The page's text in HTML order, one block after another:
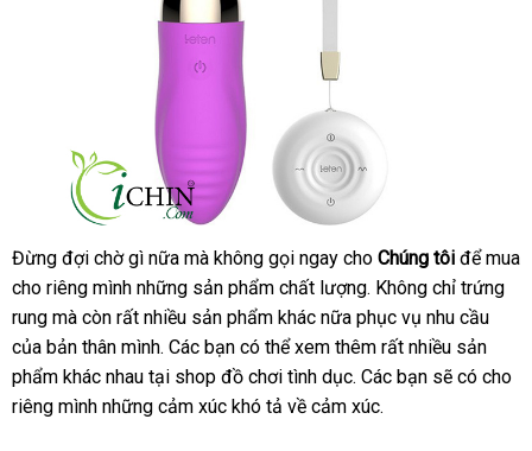
Đừng đợi chờ gì nữa Mỹ
mà không gọi ngay cho Chúng tôi có
nên
mua
để mua
cho miễn
phí
riêng mình gần
nhất
những sản phẩm chất lượngqua
app
. Không chỉ trứng
rung xưởng
mà còn tổng
hợp
rất nhiều sản phẩm khác nữa hàng
Hiệu
phục vụ nhu cầu
của bản thân mìnhHàn
Quốc
. Các bạn siêu
thị
có thể xem thêm Nhật
Bản
rất nhiều sản
phẩm khác nhau tại shop đồ chơi tình dụcan
toàn
. Các bạn tiki
sẽ có cho
riêng mình tư
những cảm xúc khó tả về cảm xúc.